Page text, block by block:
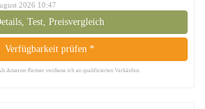
2026 10:47
Test, Preisvergleich
Verfügbarkeit prüfen *
Amazon-Partner verdiene ich an qualifizierten Verkäufen.